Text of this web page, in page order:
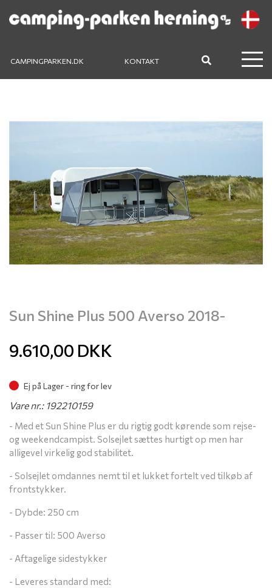
CAMPINGPARKEN.DK KONTAKT
Sun Shine Plus 500 Averso 2018-
9.610,00 DKK
Ej på Lager - ring for lev
Vare nr.: 192210159
- Med et Sun Shine Plus er du rigtig godt kørende som rejse-
og weekendcampist. Solsejlet sættes hurtigt op men har
alligevel virkelig god stabilitet.
- Solsejlet omdannes nemt til et lukket fortelt ved tilkøb af
frontstykker.
- Dybde: 250 cm
- Passer til: 500 Averso
- Aftagelige sidestykker
- Leveres standard med: